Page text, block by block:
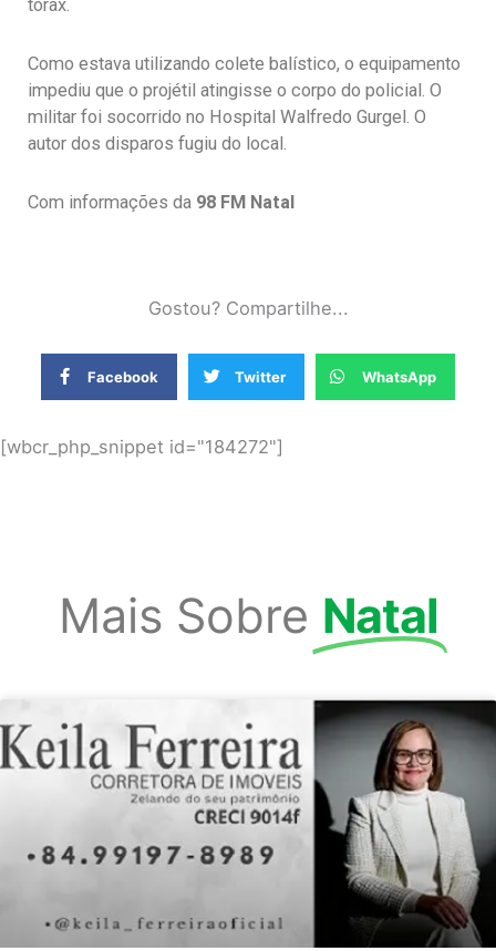
tórax.
Como estava utilizando colete balístico, o equipamento
impediu que o projétil atingisse o corpo do policial. O
militar foi socorrido no Hospital Walfredo Gurgel. O
autor dos disparos fugiu do local.
Com informações da 98 FM Natal
Gostou? Compartilhe...
Facebook Twitter WhatsApp
[wbcr_php_snippet id="184272"]
Mais Sobre Natal